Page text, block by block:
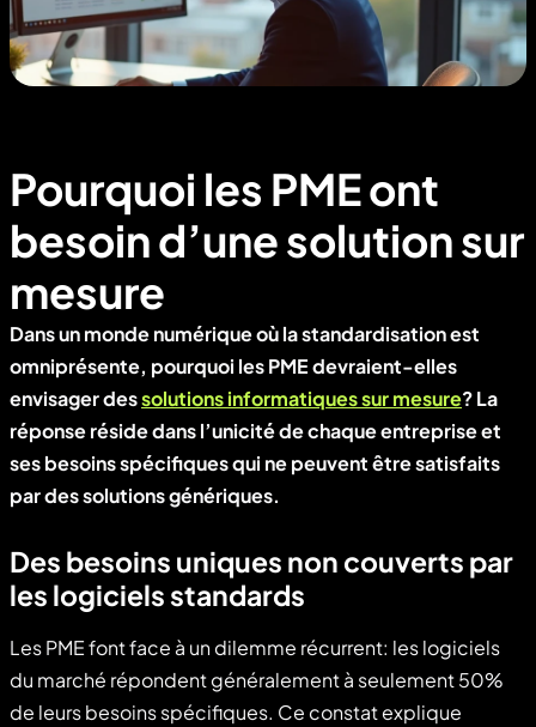
Pourquoi les PME ont
besoin d’une solution sur
mesure
Dans un monde numérique où la standardisation est
omniprésente, pourquoi les PME devraient-elles
envisager dessolutions informatiques sur mesure? La
réponse réside dans l’unicité de chaque entreprise et
ses besoins spécifiques qui ne peuvent être satisfaits
par des solutions génériques.
Des besoins uniques non couverts par
les logiciels standards
Les PME font face à un dilemme récurrent: les logiciels
du marché répondent généralement à seulement 50%
de leurs besoins spécifiques. Ce constat explique